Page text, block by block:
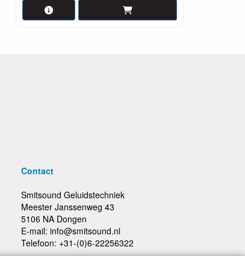
Contact
Smitsound Geluidstechniek
Meester Janssenweg 43
5106 NA Dongen
E-mail: info@smitsound.nl
Telefoon: +31-(0)6-22256322